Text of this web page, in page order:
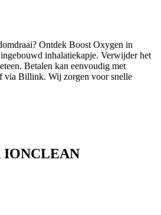
Ontdek Boost Oxygen in
inhalatiekapje. Verwijder het
Betalen kan eenvoudig met
via Billink. Wij zorgen voor snelle
IONCLEAN